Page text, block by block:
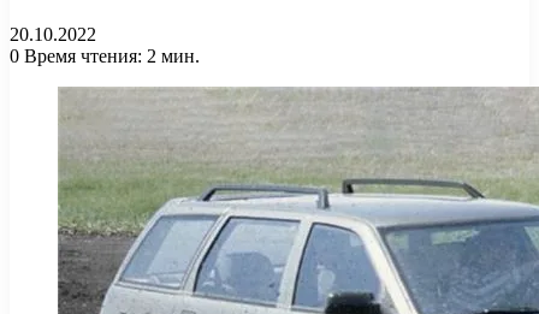
20.10.2022
0 Время чтения: 2 мин.